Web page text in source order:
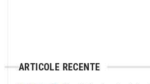
ARTICOLE RECENTE